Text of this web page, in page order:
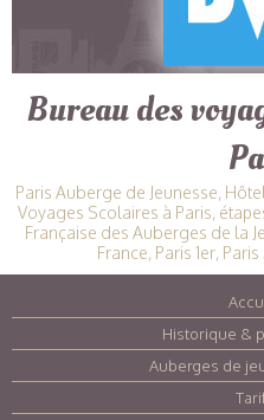
Bureau des
Paris Auberge de Jeunesse,
Voyages Scolaires à Paris,
Française des Auberges de la
France, Paris 1er,
Historique &
Auberges de